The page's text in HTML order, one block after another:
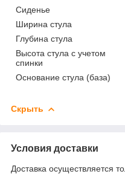
Сиденье
Ширина стула
Глубина стула
Высота стула с учетом
спинки
Основание стула (база)
Скрыть
Условия доставки
Доставка осуществляется